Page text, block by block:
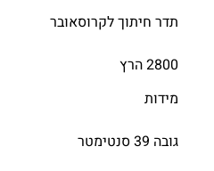
תדר חיתוך לקרוסאובר
2800 הרץ
מידות
גובה 39 סנטימטר